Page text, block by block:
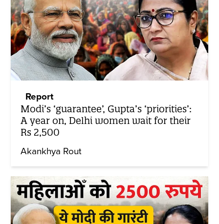
Report
Modi’s ‘guarantee’, Gupta’s ‘priorities’:
A year on, Delhi women wait for their
Rs 2,500
Akankhya Rout